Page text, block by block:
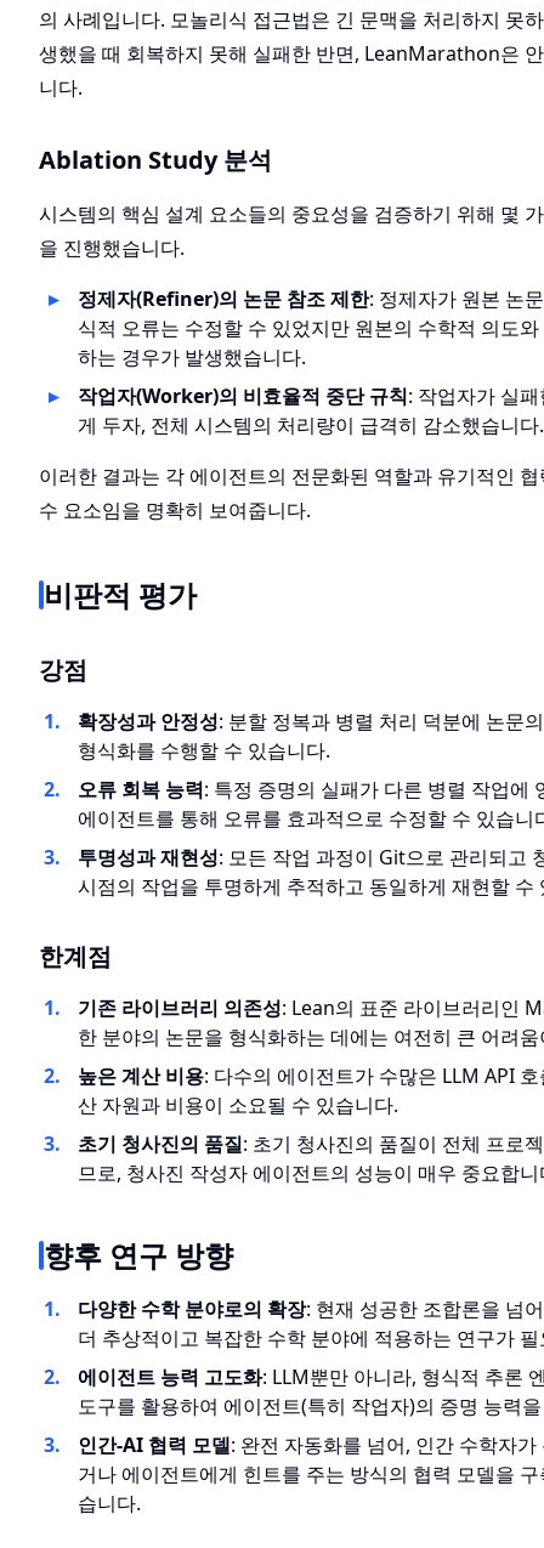
의 사례입니다. 모놀리식 접근법은 긴 문맥을 처리하지 못
생했을 때 회복하지 못해 실패한 반면, LeanMarathon은
니다.
Ablation Study 분석
시스템의 핵심 설계 요소들의 중요성을 검증하기 위해 몇
을 진행했습니다.
정제자(Refiner)의 논문 참조 제한: 정제자가 원본 논
식적 오류는 수정할 수 있었지만 원본의 수학적 의도
하는 경우가 발생했습니다.
작업자(Worker)의 비효율적 중단 규칙: 작업자가 실
게 두자, 전체 시스템의 처리량이 급격히 감소했습니다.
이러한 결과는 각 에이전트의 전문화된 역할과 유기적인
수 요소임을 명확히 보여줍니다.
비판적 평가
강점
확장성과 안정성: 분할 정복과 병렬 처리 덕분에 논문
형식화를 수행할 수 있습니다.
오류 회복 능력: 특정 증명의 실패가 다른 병렬 작업에
에이전트를 통해 오류를 효과적으로 수정할 수 있습니
투명성과 재현성: 모든 작업 과정이 Git으로 관리되고
시점의 작업을 투명하게 추적하고 동일하게 재현할 수
한계점
기존 라이브러리 의존성: Lean의 표준 라이브러리인
한 분야의 논문을 형식화하는 데에는 여전히 큰 어려
높은 계산 비용: 다수의 에이전트가 수많은 LLM API
산 자원과 비용이 소요될 수 있습니다.
초기 청사진의 품질: 초기 청사진의 품질이 전체 프로
므로, 청사진 작성자 에이전트의 성능이 매우 중요합니
향후 연구 방향
다양한 수학 분야로의 확장: 현재 성공한 조합론을 넘
더 추상적이고 복잡한 수학 분야에 적용하는 연구가
에이전트 능력 고도화: LLM뿐만 아니라, 형식적 추론
도구를 활용하여 에이전트(특히 작업자)의 증명 능력
인간-AI 협력 모델: 완전 자동화를 넘어, 인간 수학자
거나 에이전트에게 힌트를 주는 방식의 협력 모델을
습니다.